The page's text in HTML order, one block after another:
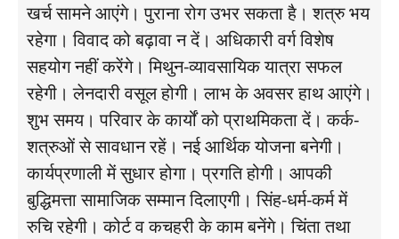
खर्च सामने आएंगे। पुराना रोग उभर सकता है। शत्रु भय
रहेगा। विवाद को बढ़ावा न दें। अधिकारी वर्ग विशेष
सहयोग नहीं करेंगे। मिथुन-व्यावसायिक यात्रा सफल
रहेगी। लेनदारी वसूल होगी। लाभ के अवसर हाथ आएंगे।
शुभ समय। परिवार के कार्यों को प्राथमिकता दें। कर्क-
शत्रुओं से सावधान रहें। नई आर्थिक योजना बनेगी।
कार्यप्रणाली में सुधार होगा। प्रगति होगी। आपकी
बुद्धिमत्ता सामाजिक सम्मान दिलाएगी। सिंह-धर्म-कर्म में
रुचि रहेगी। कोर्ट व कचहरी के काम बनेंगे। चिंता तथा